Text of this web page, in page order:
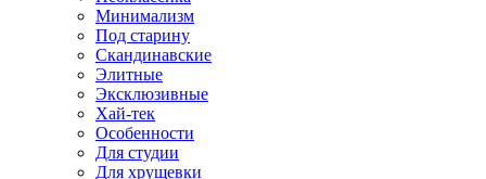
Минимализм
Под старину
Скандинавские
Элитные
Эксклюзивные
Хай-тек
Особенности
Для студии
Для хрущевки